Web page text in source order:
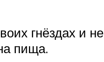
гнёздах и не
пища.